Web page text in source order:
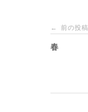
投
稿
← 前の投稿
春